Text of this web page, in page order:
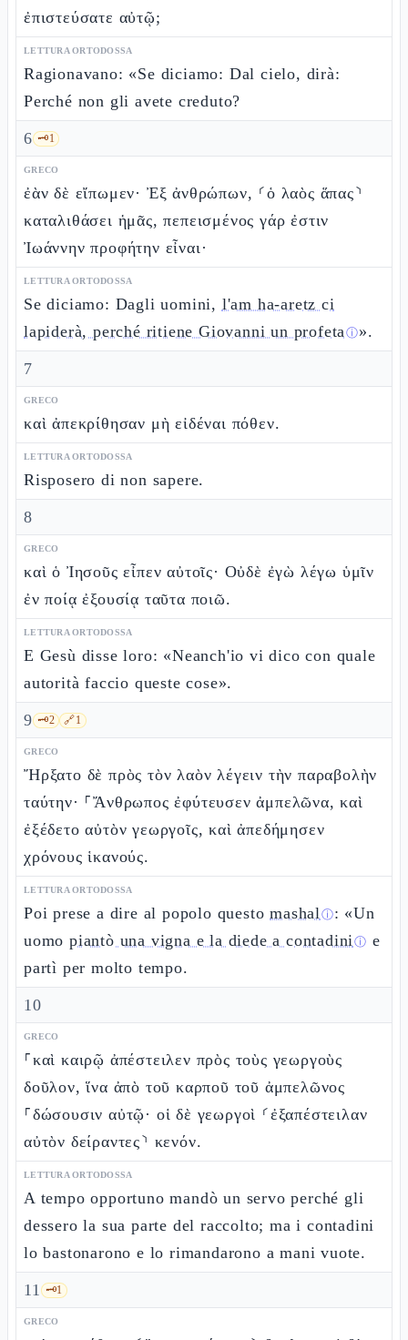
ἐπιστεύσατε αὐτῷ;
LETTURA ORTODOSSA
Ragionavano: «Se diciamo: Dal cielo, dirà:
Perché non gli avete creduto?
6 🗝️1
GRECO
ἐὰν δὲ εἴπωμεν· Ἐξ ἀνθρώπων, ⸂ὁ λαὸς ἅπας⸃
καταλιθάσει ἡμᾶς, πεπεισμένος γάρ ἐστιν
Ἰωάννην προφήτην εἶναι·
LETTURA ORTODOSSA
Se diciamo: Dagli uomini, l'am ha-aretz ci
lapiderà, perché ritiene Giovanni un profetaⓘ».
7
GRECO
καὶ ἀπεκρίθησαν μὴ εἰδέναι πόθεν.
LETTURA ORTODOSSA
Risposero di non sapere.
8
GRECO
καὶ ὁ Ἰησοῦς εἶπεν αὐτοῖς· Οὐδὲ ἐγὼ λέγω ὑμῖν
ἐν ποίᾳ ἐξουσίᾳ ταῦτα ποιῶ.
LETTURA ORTODOSSA
E Gesù disse loro: «Neanch'io vi dico con quale
autorità faccio queste cose».
9 🗝️2 🔗1
GRECO
Ἤρξατο δὲ πρὸς τὸν λαὸν λέγειν τὴν παραβολὴν
ταύτην· ⸀Ἄνθρωπος ἐφύτευσεν ἀμπελῶνα, καὶ
ἐξέδετο αὐτὸν γεωργοῖς, καὶ ἀπεδήμησεν
χρόνους ἱκανούς.
LETTURA ORTODOSSA
Poi prese a dire al popolo questomashalⓘ: «Un
uomo piantò una vigna e la diede a contadiniⓘ e
partì per molto tempo.
10
GRECO
⸀καὶ καιρῷ ἀπέστειλεν πρὸς τοὺς γεωργοὺς
δοῦλον, ἵνα ἀπὸ τοῦ καρποῦ τοῦ ἀμπελῶνος
⸀δώσουσιν αὐτῷ· οἱ δὲ γεωργοὶ ⸂ἐξαπέστειλαν
αὐτὸν δείραντες⸃ κενόν.
LETTURA ORTODOSSA
A tempo opportuno mandò un servo perché gli
dessero la sua parte del raccolto; ma i contadini
lo bastonarono e lo rimandarono a mani vuote.
11 🗝️1
GRECO